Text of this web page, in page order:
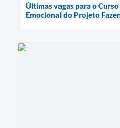
Últimas vagas para o
Emocional do Projeto